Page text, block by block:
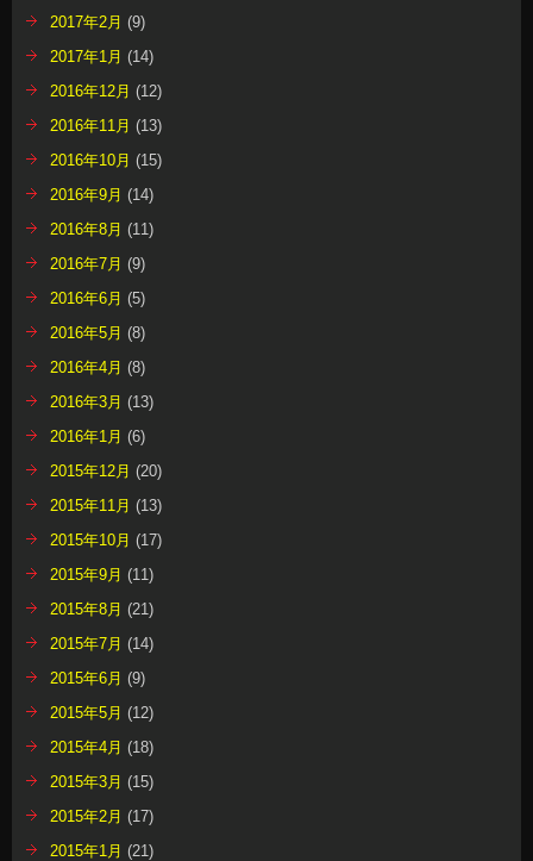
2017年2月 (9)
2017年1月 (14)
2016年12月 (12)
2016年11月 (13)
2016年10月 (15)
2016年9月 (14)
2016年8月 (11)
2016年7月 (9)
2016年6月 (5)
2016年5月 (8)
2016年4月 (8)
2016年3月 (13)
2016年1月 (6)
2015年12月 (20)
2015年11月 (13)
2015年10月 (17)
2015年9月 (11)
2015年8月 (21)
2015年7月 (14)
2015年6月 (9)
2015年5月 (12)
2015年4月 (18)
2015年3月 (15)
2015年2月 (17)
2015年1月 (21)